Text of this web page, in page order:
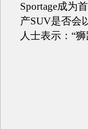
Sportage成为
产SUV是否会
人士表示：“